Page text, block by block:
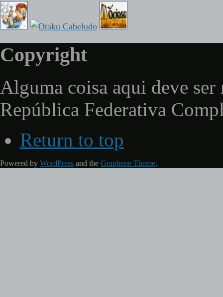
Copyright
Alguma coisa aqui deve ser
República Federativa
Return to top
Powered by WordPress and the Graphene Theme.